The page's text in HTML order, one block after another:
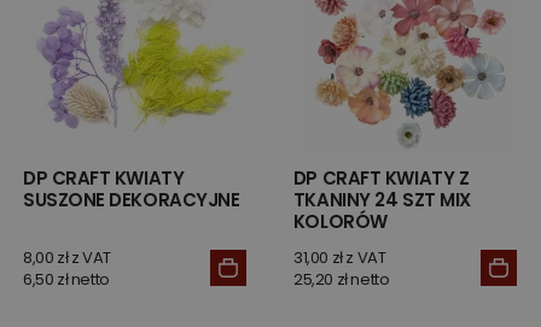
DP CRAFT KWIATY
SUSZONE DEKORACYJNE
8,00 zł z VAT
6,50 zł netto
DP CRAFT KWIATY Z
TKANINY 24 SZT MIX
KOLORÓW
31,00 zł z VAT
25,20 zł netto